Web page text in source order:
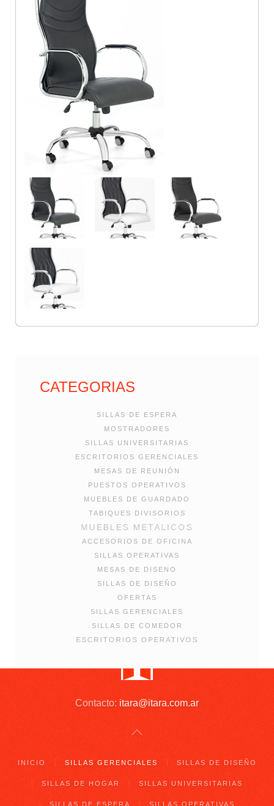
CATEGORIAS
SILLAS DE ESPERA
MOSTRADORES
SILLAS UNIVERSITARIAS
ESCRITORIOS GERENCIALES
MESAS DE REUNIÓN
PUESTOS OPERATIVOS
MUEBLES DE GUARDADO
TABIQUES DIVISORIOS
MUEBLES METALICOS
ACCESORIOS DE OFICINA
SILLAS OPERATIVAS
MESAS DE DISENO
SILLAS DE DISEÑO
OFERTAS
SILLAS GERENCIALES
SILLAS DE COMEDOR
ESCRITORIOS OPERATIVOS
Contacto: itara@itara.com.ar
INICIO SILLAS GERENCIALES SILLAS DE DISEÑO
SILLAS DE HOGAR SILLAS UNIVERSITARIAS
SILLAS DE ESPERA SILLAS OPERATIVAS